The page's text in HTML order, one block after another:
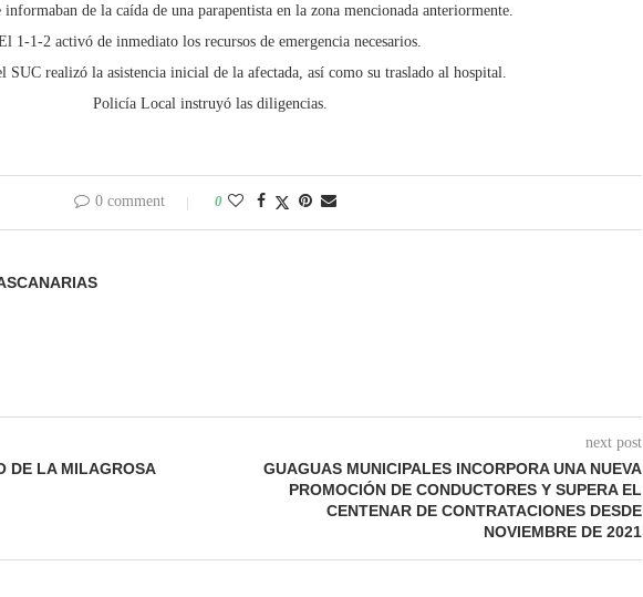
informaban de la caída de una parapentista en la zona mencionada anteriormente.
1-1-2 activó de inmediato los recursos de emergencia necesarios.
SUC realizó la asistencia inicial de la afectada, así como su traslado al hospital.
Policía Local instruyó las diligencias.
0 comment 0
DE LA MILAGROSA
next post
GUAGUAS MUNICIPALES INCORPORA UNA NUEVA
PROMOCIÓN DE CONDUCTORES Y SUPERA EL
CENTENAR DE CONTRATACIONES DESDE
NOVIEMBRE DE 2021